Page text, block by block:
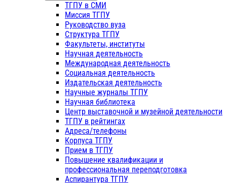
ТГПУ в СМИ
Миссия ТГПУ
Руководство вуза
Структура ТГПУ
Факультеты, институты
Научная деятельность
Международная деятельность
Социальная деятельность
Издательская деятельность
Научные журналы ТГПУ
Научная библиотека
Центр выставочной и музейной деятельности
ТГПУ в рейтингах
Адреса/телефоны
Корпуса ТГПУ
Прием в ТГПУ
Повышение квалификации и
профессиональная переподготовка
Аспирантура ТГПУ